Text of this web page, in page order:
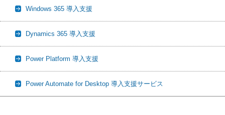
Windows 365 導入支援
Dynamics 365 導入支援
Power Platform 導入支援
Power Automate for Desktop 導入支援サービス